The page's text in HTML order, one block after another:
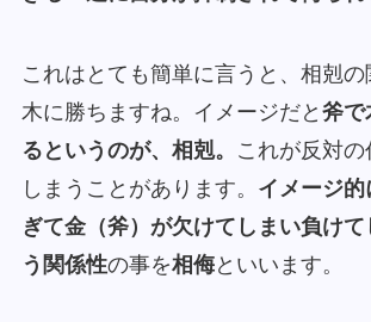
これはとても簡単に言うと、相剋
木に勝ちますね。イメージだと 斧で
るというのが、相剋。
これが反対
しまうことがあります。 イメージ
ぎて金（斧）が欠けてしまい負け
う関係性の事を相侮といいます。